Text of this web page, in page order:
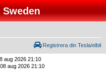
Registrera din Tesla/elbil
aug 2026 21:10
aug 2026 21:10